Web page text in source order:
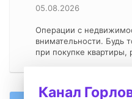
05.08.2026
Операции с
внимательности. Будь
при покупке квартиры,
Канал